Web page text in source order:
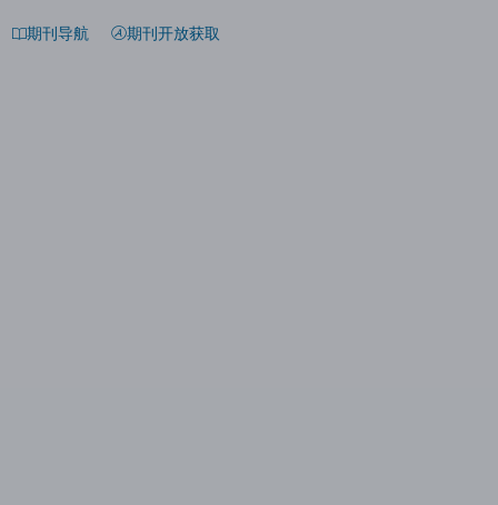
期刊导航 期刊开放获取